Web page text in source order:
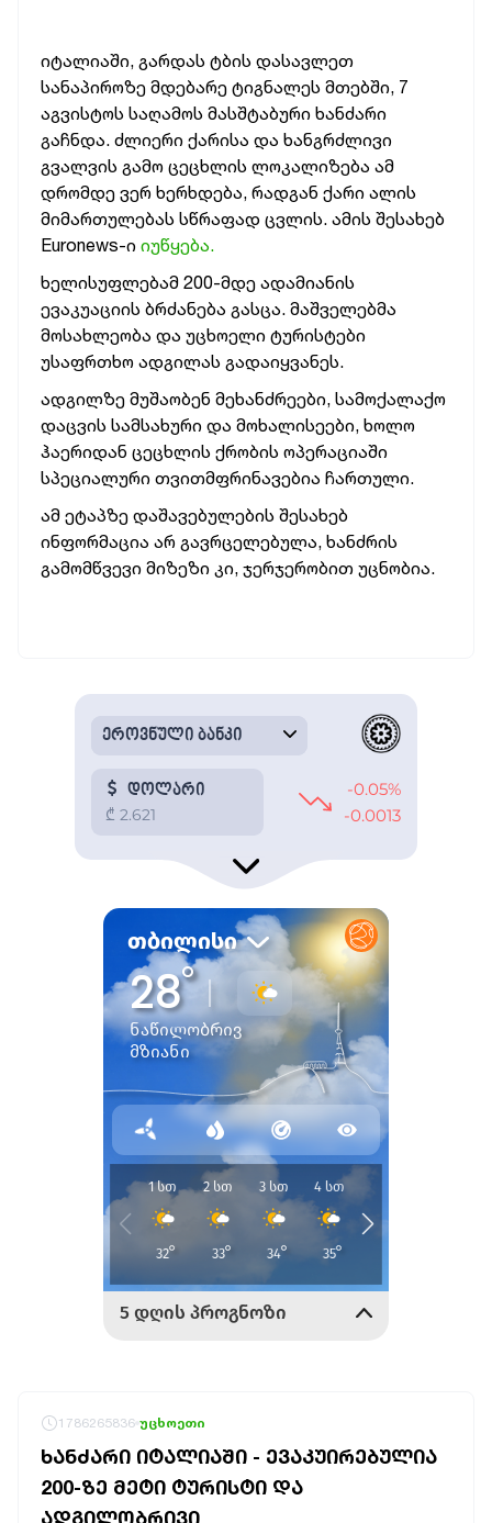
იტალიაში, გარდას ტბის დასავლეთ
სანაპიროზე მდებარე ტიგნალეს მთებში, 7
აგვისტოს საღამოს მასშტაბური ხანძარი
გაჩნდა. ძლიერი ქარისა და ხანგრძლივი
გვალვის გამო ცეცხლის ლოკალიზება ამ
დრომდე ვერ ხერხდება, რადგან ქარი ალის
მიმართულებას სწრაფად ცვლის. ამის შესახებ
Euronews-ი იუწყება.
ხელისუფლებამ 200-მდე ადამიანის
ევაკუაციის ბრძანება გასცა. მაშველებმა
მოსახლეობა და უცხოელი ტურისტები
უსაფრთხო ადგილას გადაიყვანეს.
ადგილზე მუშაობენ მეხანძრეები, სამოქალაქო
დაცვის სამსახური და მოხალისეები, ხოლო
ჰაერიდან ცეცხლის ქრობის ოპერაციაში
სპეციალური თვითმფრინავებია ჩართული.
ამ ეტაპზე დაშავებულების შესახებ
ინფორმაცია არ გავრცელებულა, ხანძრის
გამომწვევი მიზეზი კი, ჯერჯერობით უცნობია.
1786265836 უცხოეთი
ᲮᲐᲜᲫᲐᲠᲘ ᲘᲢᲐᲚᲘᲐᲨᲘ - ᲔᲕᲐᲙᲣᲘᲠᲔᲑᲣᲚᲘᲐ
200-ᲖᲔ ᲛᲔᲢᲘ ᲢᲣᲠᲘᲡᲢᲘ ᲓᲐ
ᲐᲓᲒᲘᲚᲝᲑᲠᲘᲕᲘ